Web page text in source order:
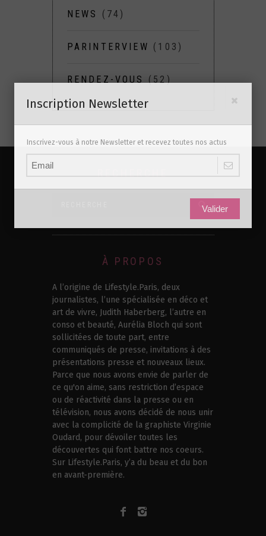
NEWS (74)
PARINTERVIEW (103)
RENDEZ-VOUS (52)
RECHERCHE
À PROPOS
A l’origine de Lifestyle.Paris, deux
journalistes, l’une spécialisée en déco et
art de vivre, Judith Haberberg, l’autre en
conso et beauté, Aurélia Bloch qui sont
sollicitées de toute part, entre
communiqués de presse, invitations à des
présentations presse et nouveaux lieux.
Parce que nous avons envie de parler de
ce qu'on aime, sans restriction d’espace
ou de réactivité dans la presse ou en
télévision, nous avons décidé de nous unir
avec la complicité de la graphiste Virginie
Oudard, pour dévoiler toutes les
découvertes qui font battre nos coeurs.
Sur Lifestyle.Paris, y’a du beau et du bon
en avant-première.
Inscription Newsletter
Inscrivez-vous à notre Newsletter et recevez toutes nos actus
Valider